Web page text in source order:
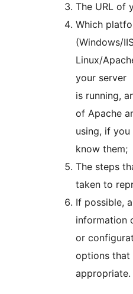
The URL of
Which
(Windows/
Linux/
your server
is running,
of Apache
using, if you
know them;
The steps
taken to
If possible,
information
or
options that
appropriate.